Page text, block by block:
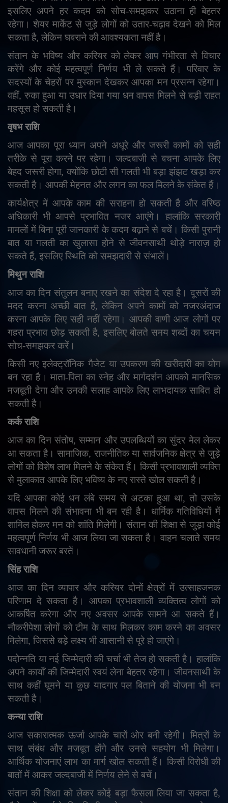
इसलिए अपने हर कदम को सोच-समझकर उठाना ही बेहतर
रहेगा। शेयर मार्केट से जुड़े लोगों को उतार-चढ़ाव देखने को मिल
सकता है, लेकिन घबराने की आवश्यकता नहीं है।
संतान के भविष्य और करियर को लेकर आप गंभीरता से विचार
करेंगे और कोई महत्वपूर्ण निर्णय भी ले सकते हैं। परिवार के
सदस्यों के चेहरों पर मुस्कान देखकर आपका मन प्रसन्न रहेगा।
वहीं, रुका हुआ या उधार दिया गया धन वापस मिलने से बड़ी राहत
महसूस हो सकती है।
वृषभ राशि
आज आपका पूरा ध्यान अपने अधूरे और जरूरी कामों को सही
तरीके से पूरा करने पर रहेगा। जल्दबाजी से बचना आपके लिए
बेहद जरूरी होगा, क्योंकि छोटी सी गलती भी बड़ा झंझट खड़ा कर
सकती है। आपकी मेहनत और लगन का फल मिलने के संकेत हैं।
कार्यक्षेत्र में आपके काम की सराहना हो सकती है और वरिष्ठ
अधिकारी भी आपसे प्रभावित नजर आएंगे। हालांकि सरकारी
मामलों में बिना पूरी जानकारी के कदम बढ़ाने से बचें। किसी पुरानी
बात या गलती का खुलासा होने से जीवनसाथी थोड़े नाराज़ हो
सकते हैं, इसलिए स्थिति को समझदारी से संभालें।
मिथुन राशि
आज का दिन संतुलन बनाए रखने का संदेश दे रहा है। दूसरों की
मदद करना अच्छी बात है,लेकिन अपने कामों को नजरअंदाज
करना आपके लिए सही नहीं रहेगा। आपकी वाणी आज लोगों पर
गहरा प्रभाव छोड़ सकती है, इसलिए बोलते समय शब्दों का चयन
सोच-समझकर करें।
किसी नए इलेक्ट्रॉनिक गैजेट या उपकरण की खरीदारी का योग
बन रहा है। माता-पिता का स्नेह और मार्गदर्शन आपको मानसिक
मजबूती देगा और उनकी सलाह आपके लिए लाभदायक साबित हो
सकती है।
कर्क राशि
आज का दिन संतोष,सम्मान और उपलब्धियों का सुंदर मेल लेकर
आ सकता है। सामाजिक, राजनीतिक या सार्वजनिक क्षेत्र से जुड़े
लोगों को विशेष लाभ मिलने के संकेत हैं। किसी प्रभावशाली व्यक्ति
से मुलाकात आपके लिए भविष्य के नए रास्ते खोल सकती है।
यदि आपका कोई धन लंबे समय से अटका हुआ था, तो उसके
वापस मिलने की संभावना भी बन रही है। धार्मिक गतिविधियों में
शामिल होकर मन को शांति मिलेगी। संतान की शिक्षा से जुड़ा कोई
महत्वपूर्ण निर्णय भी आज लिया जा सकता है। वाहन चलाते समय
सावधानी जरूर बरतें।
सिंह राशि
आज का दिन व्यापार और करियर दोनों क्षेत्रों में उत्साहजनक
परिणाम दे सकता है। आपका प्रभावशाली व्यक्तित्व लोगों को
आकर्षित करेगा और नए अवसर आपके सामने आ सकते हैं।
नौकरीपेशा लोगों को टीम के साथ मिलकर काम करने का अवसर
मिलेगा, जिससे बड़े लक्ष्य भी आसानी से पूरे हो जाएंगे।
पदोन्नति या नई जिम्मेदारी की चर्चा भी तेज हो सकती है। हालांकि
अपने कार्यों की जिम्मेदारी स्वयं लेना बेहतर रहेगा। जीवनसाथी के
साथ कहीं घूमने या कुछ यादगार पल बिताने की योजना भी बन
सकती है।
कन्या राशि
आज सकारात्मक ऊर्जा आपके चारों ओर बनी रहेगी। मित्रों के
साथ संबंध और मजबूत होंगे और उनसे सहयोग भी मिलेगा।
आर्थिक योजनाएं लाभ का मार्ग खोल सकती हैं। किसी विरोधी की
बातों में आकर जल्दबाजी में निर्णय लेने से बचें।
संतान की शिक्षा को लेकर कोई बड़ा फैसला लिया जा सकता है,